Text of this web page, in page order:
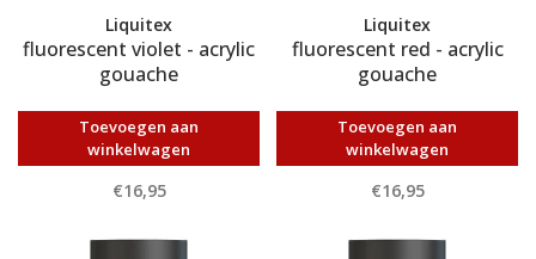
Liquitex
fluorescent violet - acrylic
gouache
Toevoegen aan
winkelwagen
€16,95
Liquitex
fluorescent red - acrylic
gouache
Toevoegen aan
winkelwagen
€16,95